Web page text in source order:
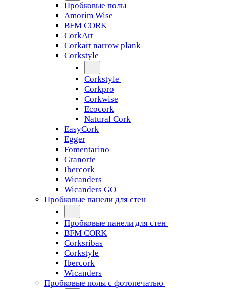
Пробковые полы
Amorim Wise
BFM CORK
CorkArt
Corkart narrow plank
Corkstyle
Corkstyle
Corkpro
Corkwise
Ecocork
Natural Cork
EasyCork
Egger
Fomentarino
Granorte
Ibercork
Wicanders
Wicanders GO
Пробковые панели для стен
Пробковые панели для стен
BFM CORK
Corksribas
Corkstyle
Ibercork
Wicanders
Пробковые полы с фотопечатью